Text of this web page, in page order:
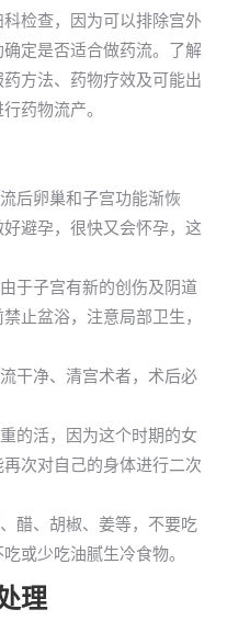
检查，因为可以排除宫外
定是否适合做药流。了解
方法、药物疗效及可能出
药物流产。
后卵巢和子宫功能渐恢
避孕，很快又会怀孕，这
于子宫有新的创伤及阴道
止盆浴，注意局部卫生，
干净、清宫术者，术后必
的活，因为这个时期的女
次对自己的身体进行二次
醋、胡椒、姜等，不要吃
或少吃油腻生冷食物。
理